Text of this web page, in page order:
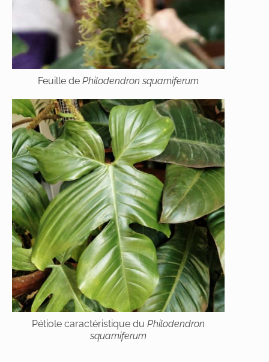
Feuille dePhilodendron squamiferum
Pétiole caractéristique duPhilodendron
squamiferum